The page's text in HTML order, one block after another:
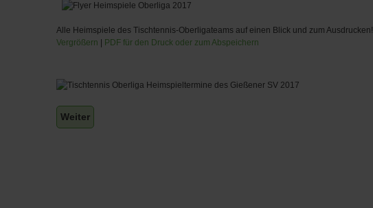
Alle Heimspiele des Tischtennis-Oberligateams auf einen Blick und zum Ausdrucken!
Vergrößern
PDF für den Druck oder zum Abspeichern
Nächster Beitrag: GSV Winterwanderung
Weiter